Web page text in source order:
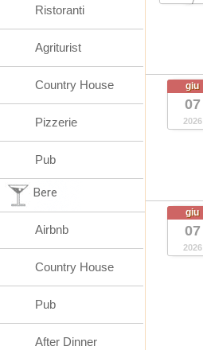
giu
07
2026
giu
07
2026
Ristoranti
Agriturist
Country House
Pizzerie
Pub
Bere
Airbnb
Country House
Pub
After Dinner